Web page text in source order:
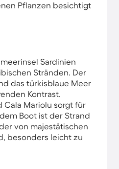
Pflanzen besichtigt
Sardinien
Stränden. Der
das türkisblaue Meer
Kontrast.
Cala Mariolu sorgt für
Boot ist der Strand
von majestätischen
besonders leicht zu